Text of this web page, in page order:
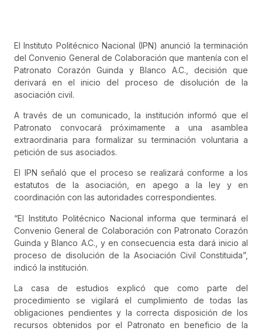
El Instituto Politécnico Nacional (IPN) anunció la terminación
del Convenio General de Colaboración que mantenía con el
Patronato Corazón Guinda y Blanco A.C., decisión que
derivará en el inicio del proceso de disolución de la
asociación civil.
A través de un comunicado, la institución informó que el
Patronato convocará próximamente a una asamblea
extraordinaria para formalizar su terminación voluntaria a
petición de sus asociados.
El IPN señaló que el proceso se realizará conforme a los
estatutos de la asociación, en apego a la ley y en
coordinación con las autoridades correspondientes.
“El Instituto Politécnico Nacional informa que terminará el
Convenio General de Colaboración con Patronato Corazón
Guinda y Blanco A.C., y en consecuencia esta dará inicio al
proceso de disolución de la Asociación Civil Constituida”,
indicó la institución.
La casa de estudios explicó que como parte del
procedimiento se vigilará el cumplimiento de todas las
obligaciones pendientes y la correcta disposición de los
recursos obtenidos por el Patronato en beneficio de la